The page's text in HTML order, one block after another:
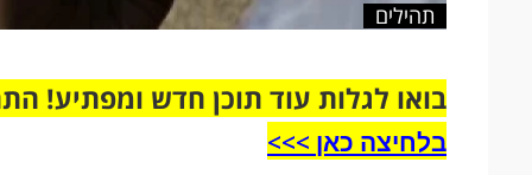
תהילים
בואו לגלות עוד תוכן חדש ומפתיע!
בלחיצה כאן >>>​